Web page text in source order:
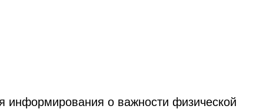
информирования о важности физической